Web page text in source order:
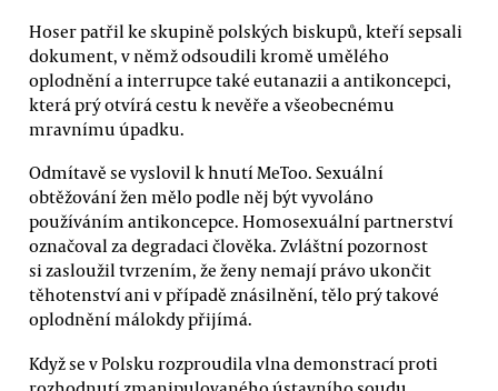
Hoser patřil ke skupině polských biskupů, kteří sepsali
dokument, v němž odsoudili kromě umělého
oplodnění a interrupce také eutanazii a antikoncepci,
která prý otvírá cestu k nevěře a všeobecnému
mravnímu úpadku.
Odmítavě se vyslovil k hnutí MeToo. Sexuální
obtěžování žen mělo podle něj být vyvoláno
používáním antikoncepce. Homosexuální partnerství
označoval za degradaci člověka. Zvláštní pozornost
si zasloužil tvrzením, že ženy nemají právo ukončit
těhotenství ani v případě znásilnění, tělo prý takové
oplodnění málokdy přijímá.
Když se v Polsku rozproudila vlna demonstrací proti